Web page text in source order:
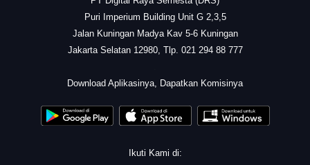
Puri Imperium Building Unit G 2,3,5
Jalan Kuningan Madya Kav 5-6 Kuningan
Jakarta Selatan 12980, Tlp. 021 294 88 777
Download Aplikasinya, Dapatkan Komisinya
Ikuti Kami di: